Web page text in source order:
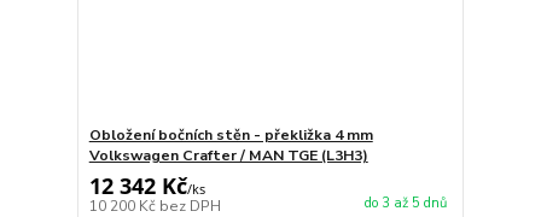
Obložení bočních stěn - překližka 4 mm
Volkswagen Crafter / MAN TGE (L3H3)
12 342 Kč/ks
10 200 Kč bez DPH do 3 až 5 dnů